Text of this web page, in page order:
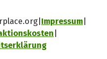
Impressum